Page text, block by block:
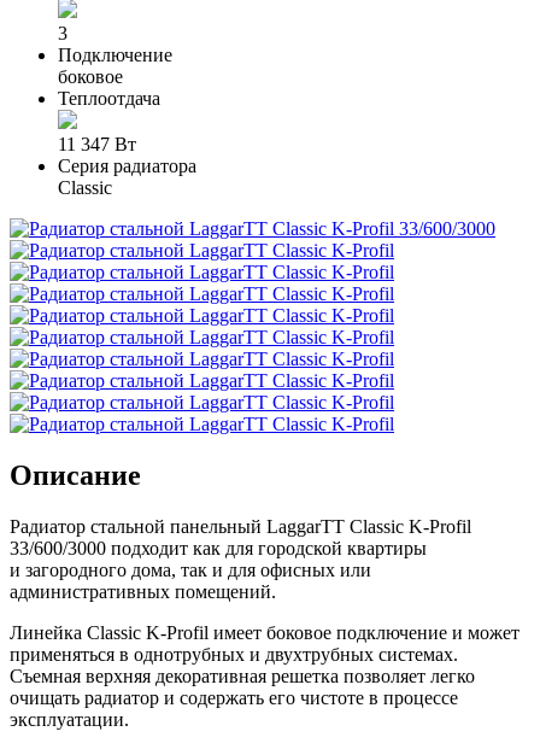
3
Подключение
боковое
Теплоотдача
11 347 Вт
Серия радиатора
Classic
Описание
Радиатор стальной панельный LaggarTT Classic K-Profil
33/600/3000 подходит как для городской квартиры
и загородного дома, так и для офисных или
административных помещений.
Линейка Classic K-Profil имеет боковое подключение и может
применяться в однотрубных и двухтрубных системах.
Съемная верхняя декоративная решетка позволяет легко
очищать радиатор и содержать его чистоте в процессе
эксплуатации.